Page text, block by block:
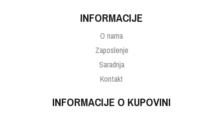
INFORMACIJE
O nama
Zaposlenje
Saradnja
Kontakt
INFORMACIJE O KUPOVINI